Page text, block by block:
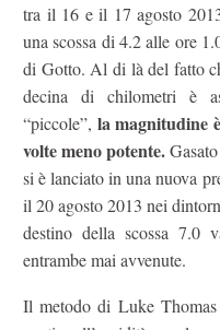
tra il 16 e il 17 agosto
una scossa di 4.2 alle ore
di Gotto. Al di là del fatto
decina di chilometri è
“piccole”, la magnitudine
volte meno potente.
si è lanciato in una nuova
il 20 agosto 2013 nei
destino della scossa 7.0
entrambe mai avvenute.
Il metodo di Luke Thomas